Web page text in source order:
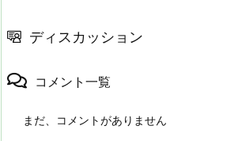
ディスカッション
コメント一覧
まだ、コメントがありません